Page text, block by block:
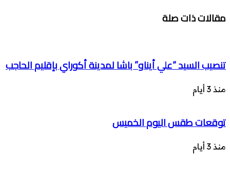
مقالات ذات صلة
تنصيب السيد “علي أيناو” باشا لمدينة أكوراي بإقليم الحاجب
منذ 3 أيام
توقعات طقس اليوم الخميس
منذ 3 أيام